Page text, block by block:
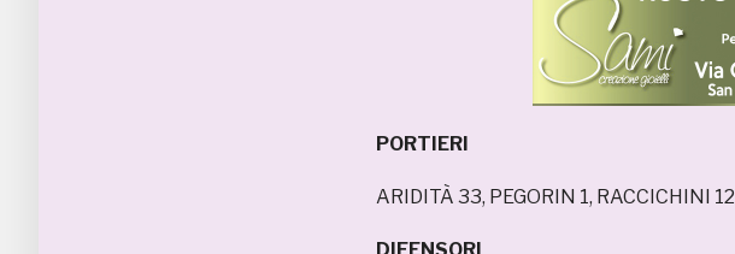
PORTIERI
ARIDITÀ 33, PEGORIN 1, RACCICHINI 12